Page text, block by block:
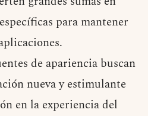
para mantener
de apariencia buscan
nueva y estimulante
en la experiencia del